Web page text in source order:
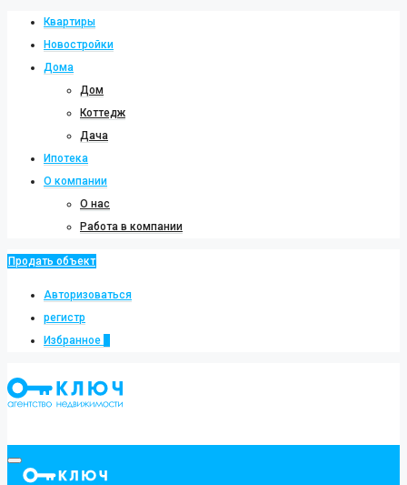
Квартиры
Новостройки
Дома
Дом
Коттедж
Дача
Ипотека
О компании
О нас
Работа в компании
Продать объект
Авторизоваться
регистр
Избранное